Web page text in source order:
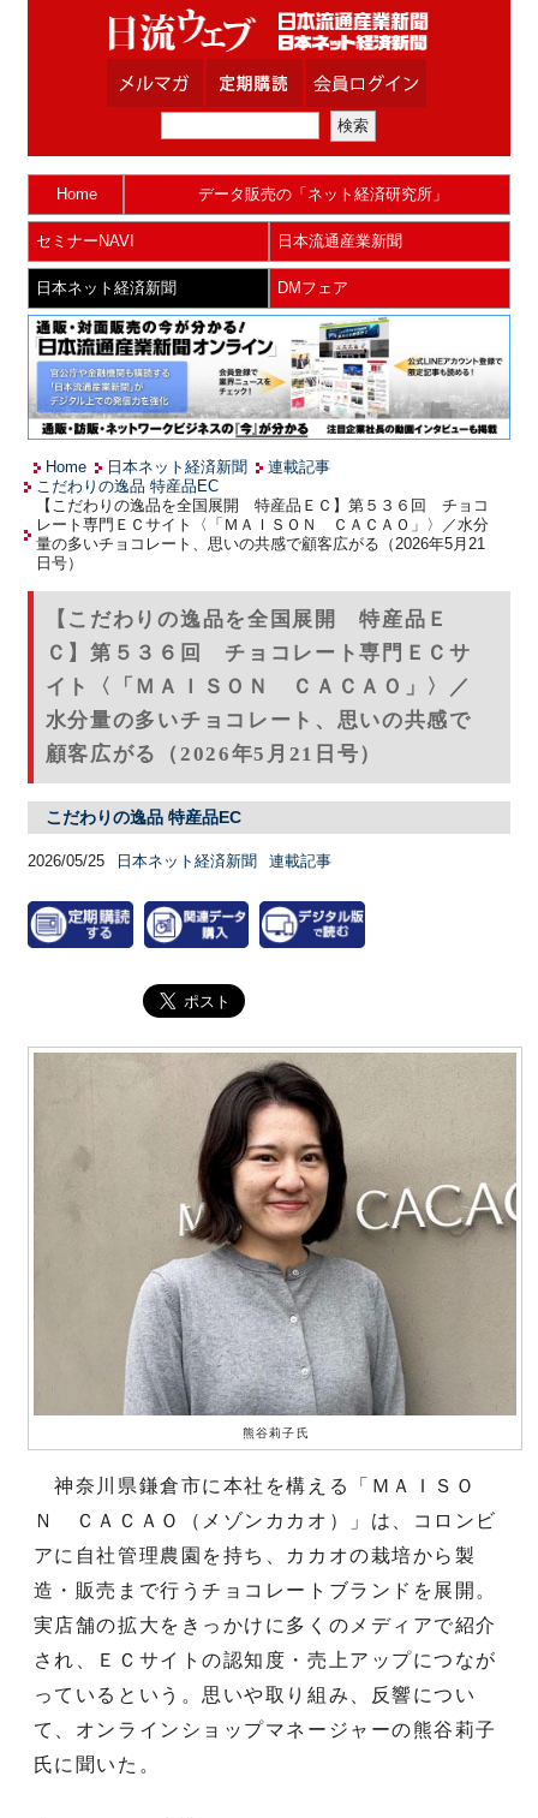
Home データ販売の「ネット経済研究所」
セミナーNAVI 日本流通産業新聞
日本ネット経済新聞 DMフェア
Home 日本ネット経済新聞
連載記事
こだわりの逸品 特産品EC
【こだわりの逸品を全国展開 特産品ＥＣ】第５３６回 チョコ
レート専門ＥＣサイト〈「ＭＡＩＳＯＮ ＣＡＣＡＯ」〉／水分
量の多いチョコレート、思いの共感で顧客広がる（2026年5月21
日号）
【こだわりの逸品を全国展開 特産品Ｅ
Ｃ】第５３６回 チョコレート専門ＥＣサ
イト〈「ＭＡＩＳＯＮ ＣＡＣＡＯ」〉／
水分量の多いチョコレート、思いの共感で
顧客広がる（2026年5月21日号）
こだわりの逸品 特産品EC
2026/05/25 日本ネット経済新聞 連載記事
熊谷莉子氏
神奈川県鎌倉市に本社を構える「ＭＡＩＳＯ
Ｎ ＣＡＣＡＯ（メゾンカカオ）」は、コロンビ
アに自社管理農園を持ち、カカオの栽培から製
造・販売まで行うチョコレートブランドを展開。
実店舗の拡大をきっかけに多くのメディアで紹介
され、ＥＣサイトの認知度・売上アップにつなが
っているという。思いや取り組み、反響につい
て、オンラインショップマネージャーの熊谷莉子
氏に聞いた。